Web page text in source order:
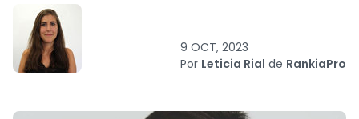
9 OCT, 2023
Por Leticia Rial de RankiaPro